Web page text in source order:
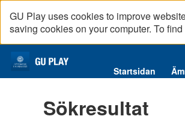
GU Play uses cookies to improve
saving cookies on your computer. To
Startsidan
Serier
Startsidan
Sökresultat